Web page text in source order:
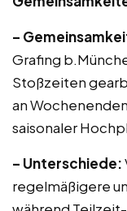
–
Grafing
Stoßzeiten
an
saisonaler
– Unterschiede:
regelmäßigere